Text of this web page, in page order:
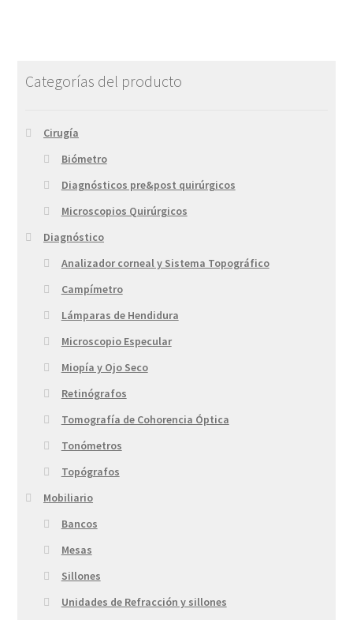
Categorías del producto
Cirugía
Biómetro
Diagnósticos pre&post quirúrgicos
Microscopios Quirúrgicos
Diagnóstico
Analizador corneal y Sistema Topográfico
Campímetro
Lámparas de Hendidura
Microscopio Especular
Miopía y Ojo Seco
Retinógrafos
Tomografía de Cohorencia Óptica
Tonómetros
Topógrafos
Mobiliario
Bancos
Mesas
Sillones
Unidades de Refracción y sillones